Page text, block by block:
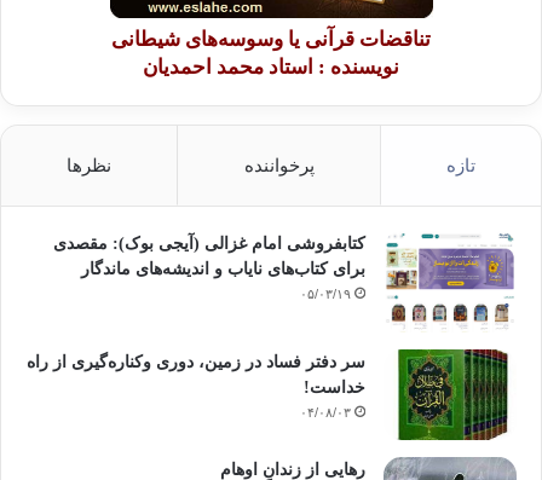
تناقضات قرآنی یا وسوسه‌های شیطانی
نویسنده : استاد محمد احمدیان
تازه پرخواننده نظرها
کتابفروشی امام غزالی (آیجی بوک): مقصدی
برای کتاب‌های نایاب و اندیشه‌های ماندگار
۰۵/۰۳/۱۹
سر دفتر فساد در زمین‌، دوری وکناره‌گیری از راه
خداست‌!
۰۴/۰۸/۰۳
رهایی از زندانِ اوهام